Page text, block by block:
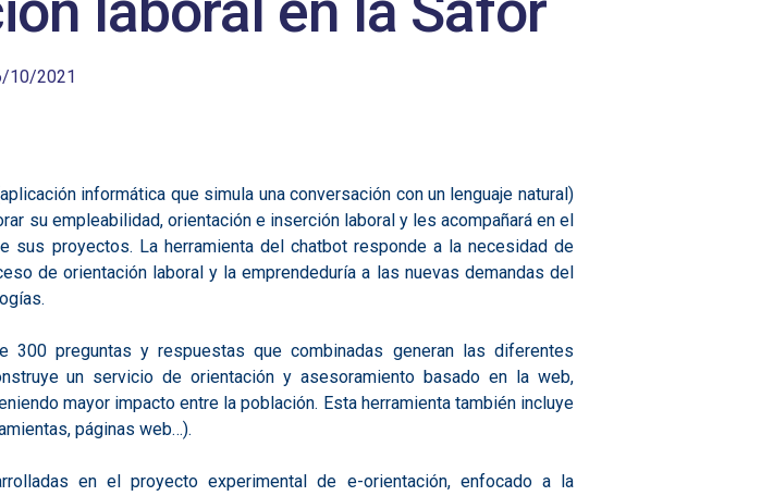
10/2021
informática que simula una conversación con un lenguaje natural)
su empleabilidad, orientación e inserción laboral y les acompañará en el
sus proyectos. La herramienta del chatbot responde a la necesidad de
de orientación laboral y la emprendeduría a las nuevas demandas del
preguntas y respuestas que combinadas generan las diferentes
un servicio de orientación y asesoramiento basado en la web,
mayor impacto entre la población. Esta herramienta también incluye
páginas web…).
en el proyecto experimental de e-orientación, enfocado a la